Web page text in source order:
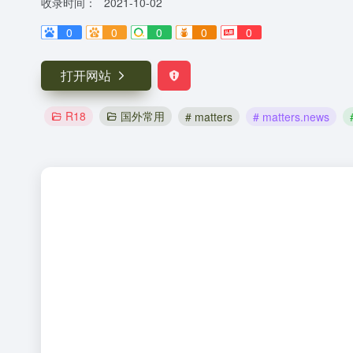
0
0 0 0 0
打开网站
R18 国外常用 # matters # matters.news